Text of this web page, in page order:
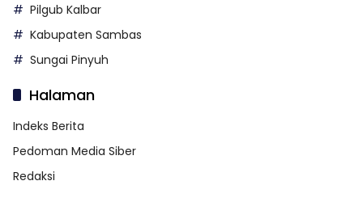
Pilgub Kalbar
Kabupaten Sambas
Sungai Pinyuh
Halaman
Indeks Berita
Pedoman Media Siber
Redaksi